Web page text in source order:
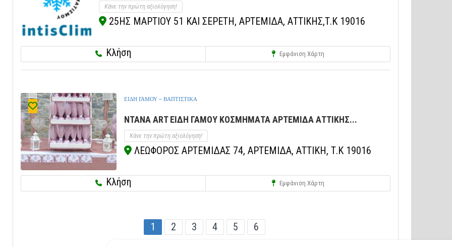
Κάνε την πρώτη αξιολόγηση!
25ΗΣ ΜΑΡΤΙΟΥ 51 ΚΑΙ ΣΕΡΕΤΗ, ΑΡΤΕΜΙΔΑ, ΑΤΤΙΚΗΣ,Τ.Κ 19016
Κλήση Εμφάνιση Χάρτη
ΕΙΔΗ ΓΑΜΟΥ - ΒΑΠΤΙΣΤΙΚΑ
NTANA ART ΕΙΔΗ ΓΑΜΟΥ ΚΟΣΜΗΜΑΤΑ ΑΡΤΕΜΙΔΑ ΑΤΤΙΚΗΣ...
Κάνε την πρώτη αξιολόγηση!
ΛΕΩΦΟΡΟΣ ΑΡΤΕΜΙΔΑΣ 74, ΑΡΤΕΜΙΔΑ, ΑΤΤΙΚΗ, Τ.Κ 19016
Κλήση Εμφάνιση Χάρτη
1 2 3 4 5 6